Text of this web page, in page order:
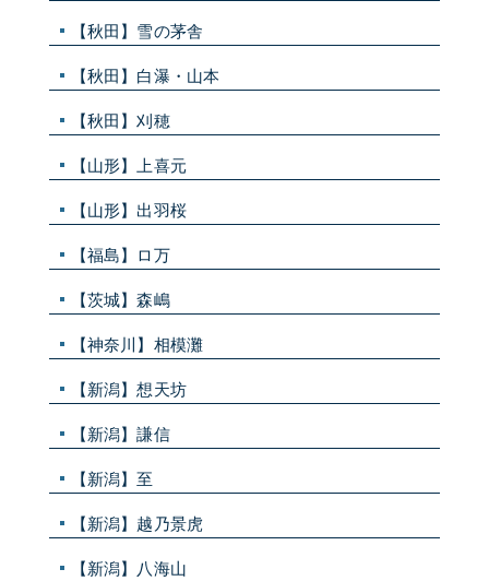
【秋田】雪の茅舎
【秋田】白瀑・山本
【秋田】刈穂
【山形】上喜元
【山形】出羽桜
【福島】ロ万
【茨城】森嶋
【神奈川】相模灘
【新潟】想天坊
【新潟】謙信
【新潟】至
【新潟】越乃景虎
【新潟】八海山